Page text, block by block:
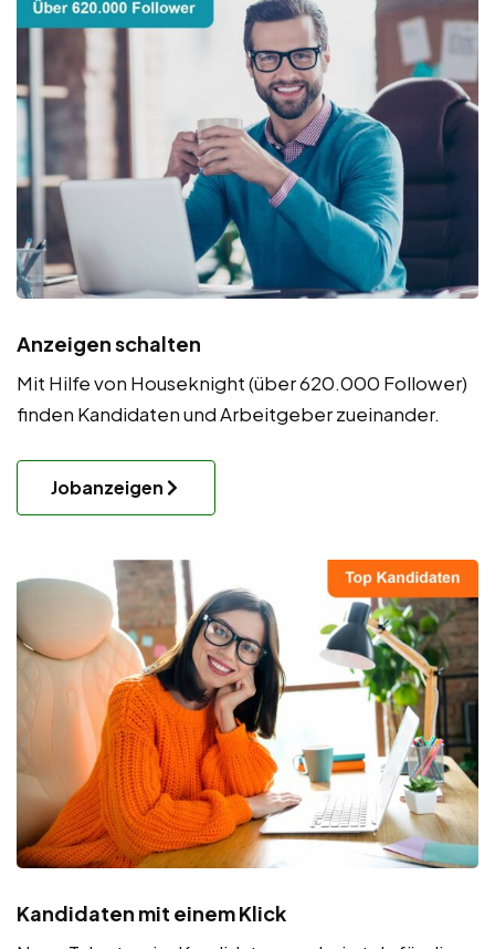
Anzeigen schalten
Mit Hilfe von Houseknight (über 620.000 Follower)
finden Kandidaten und Arbeitgeber zueinander.
Jobanzeigen
Kandidaten mit einem Klick